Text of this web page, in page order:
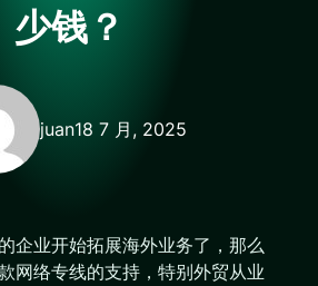
少钱？
juan18 7 月, 2025
企业开始拓展海外业务了，那么
网络专线的支持，特别外贸从业